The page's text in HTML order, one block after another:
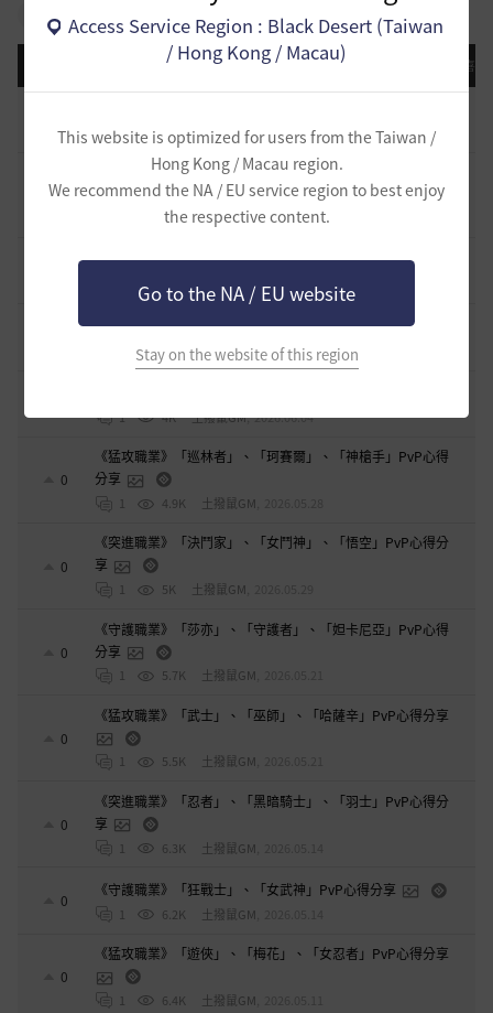
Access Service Region : Black Desert (Taiwan
/ Hong Kong / Macau)
This website is optimized for users from the Taiwan /
Hong Kong / Macau region.
We recommend the NA / EU service region to best enjoy
the respective content.
Go to the NA / EU website
Stay on the website of this region
#物品交換 #其他
登錄日期順序 瀏覽排名 喜
1 944 土撥鼠GM, 2026.07.02
0
《猛攻、守護職業》「魅狐」、「智者」PvP心得分享
3.2K 土撥鼠GM, 2026.06.11
《突進職業》「女巫」、「蘭」PvP心得分享
3.2K 土撥鼠GM 2026.06.11
《突進職業》「大賢者」、「道士」PvP心得分享
4.1K 土撥鼠GM, 2026.06.04
1 4K 土撥鼠GM, 2026.06.04
0
《猛攻職業》「巡林者」、「珂賽爾」、「神槍手」PvP心得
分享
1 4.9K 土撥鼠GM
0
《突進職業》「決鬥家」、「女鬥神」、「悟空」PvP心得分
享
1 5K 土撥鼠GM
0
《守護職業》「莎亦」、「守護者」、「妲卡尼亞」PvP心得
分享
1 5.7K 土撥鼠GM
0
《猛攻職業》「武士」、「巫師」、「哈薩辛」PvP心得分享
1 5.5K 土撥鼠GM
0
《突進職業》「忍者」、「黑暗騎士」、「羽士」PvP心得分
享
1 6.3K 土撥鼠GM
0
《守護職業》「狂戰士」、「女武神」PvP心得分享
1 6.2K 土撥鼠GM
0
《猛攻職業》「遊俠」、「梅花」、「女忍者」PvP心得分享
1 6.4K 土撥鼠GM